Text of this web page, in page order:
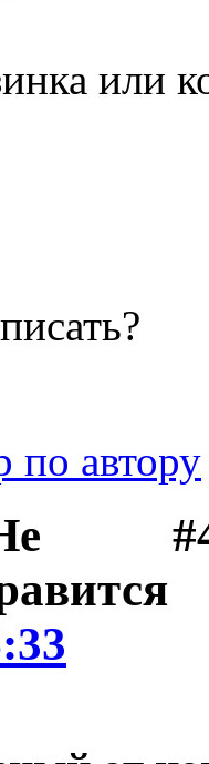
или
по автору